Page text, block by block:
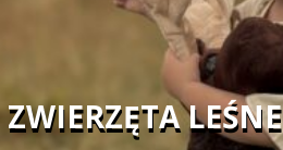
ZWIERZĘTA LEŚNE